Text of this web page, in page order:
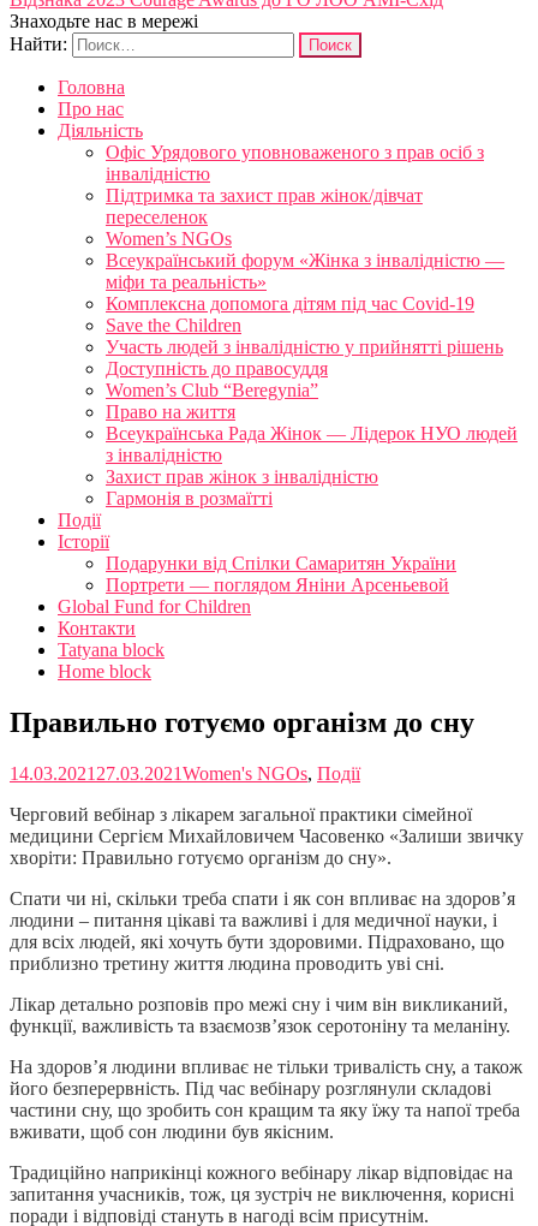
Знаходьте нас в мережі
Найти:
Головна
Про нас
Діяльність
Офіс Урядового уповноваженого з прав осіб з
інвалідністю
Підтримка та захист прав жінок/дівчат
переселенок
Women’s NGOs
Всеукраїнський форум «Жінка з інвалідністю —
міфи та реальність»
Комплексна допомога дітям під час Covid-19
Save the Children
Участь людей з інвалідністю у прийнятті рішень
Доступність до правосуддя
Women’s Club “Beregynia”
Право на життя
Всеукраїнська Рада Жінок — Лідерок НУО людей
з інвалідністю
Захист прав жінок з інвалідністю
Гармонія в розмаїтті
Події
Історії
Подарунки від Спілки Самаритян України
Портрети — поглядом Яніни Арсеньевой
Global Fund for Children
Контакти
Tatyana block
Home block
Правильно готуємо організм до сну
14.03.2021 27.03.2021Women's NGOs, Події
Черговий вебінар з лікарем загальної практики сімейної
медицини Сергієм Михайловичем Часовенко «Залиши звичку
хворіти: Правильно готуємо організм до сну».
Спати чи ні, скільки треба спати і як сон впливає на здоров’я
людини – питання цікаві та важливі і для медичної науки, і
для всіх людей, які хочуть бути здоровими. Підраховано, що
приблизно третину життя людина проводить уві сні.
Лікар детально розповів про межі сну і чим він викликаний,
функції, важливість та взаємозв’язок серотоніну та меланіну.
На здоров’я людини впливає не тільки тривалість сну, а також
його безперервність. Під час вебінару розглянули складові
частини сну, що зробить сон кращим та яку їжу та напої треба
вживати, щоб сон людини був якісним.
Традиційно наприкінці кожного вебінару лікар відповідає на
запитання учасників, тож, ця зустріч не виключення, корисні
поради і відповіді стануть в нагоді всім присутнім.